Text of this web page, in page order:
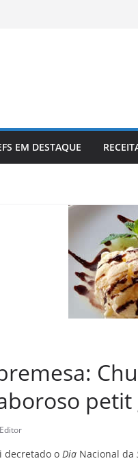
EM DESTAQUE
Editor
decretado o Dia Nacional da